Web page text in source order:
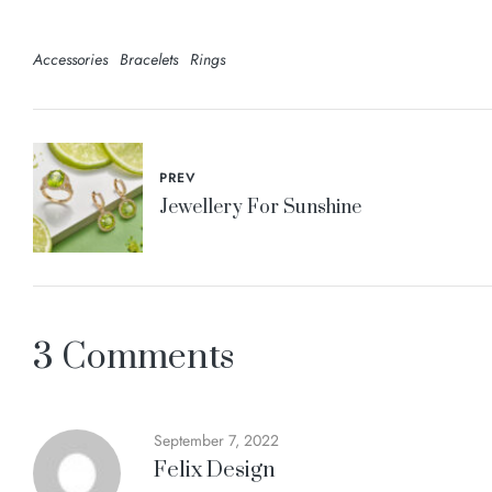
Accessories Bracelets Rings
PREV
Jewellery For Sunshine
3 Comments
September 7, 2022
Felix Design